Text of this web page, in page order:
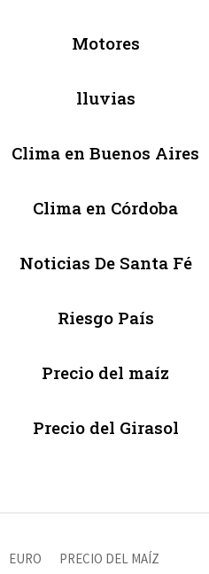
Motores
lluvias
Clima en Buenos Aires
Clima en Córdoba
Noticias De Santa Fé
Riesgo País
Precio del maíz
Precio del Girasol
EURO PRECIO DEL MAÍZ